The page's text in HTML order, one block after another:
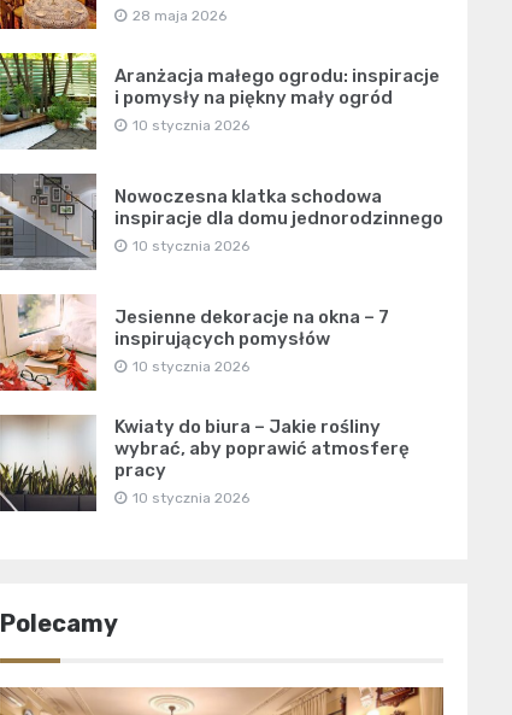
28 maja 2026
Aranżacja małego ogrodu: inspiracje
i pomysły na piękny mały ogród
10 stycznia 2026
Nowoczesna klatka schodowa
inspiracje dla domu jednorodzinnego
10 stycznia 2026
Jesienne dekoracje na okna – 7
inspirujących pomysłów
10 stycznia 2026
Kwiaty do biura – Jakie rośliny
wybrać, aby poprawić atmosferę
pracy
10 stycznia 2026
Polecamy